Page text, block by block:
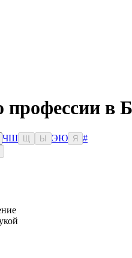
профессии в
ЧШ Ы ЭЮ Я
#